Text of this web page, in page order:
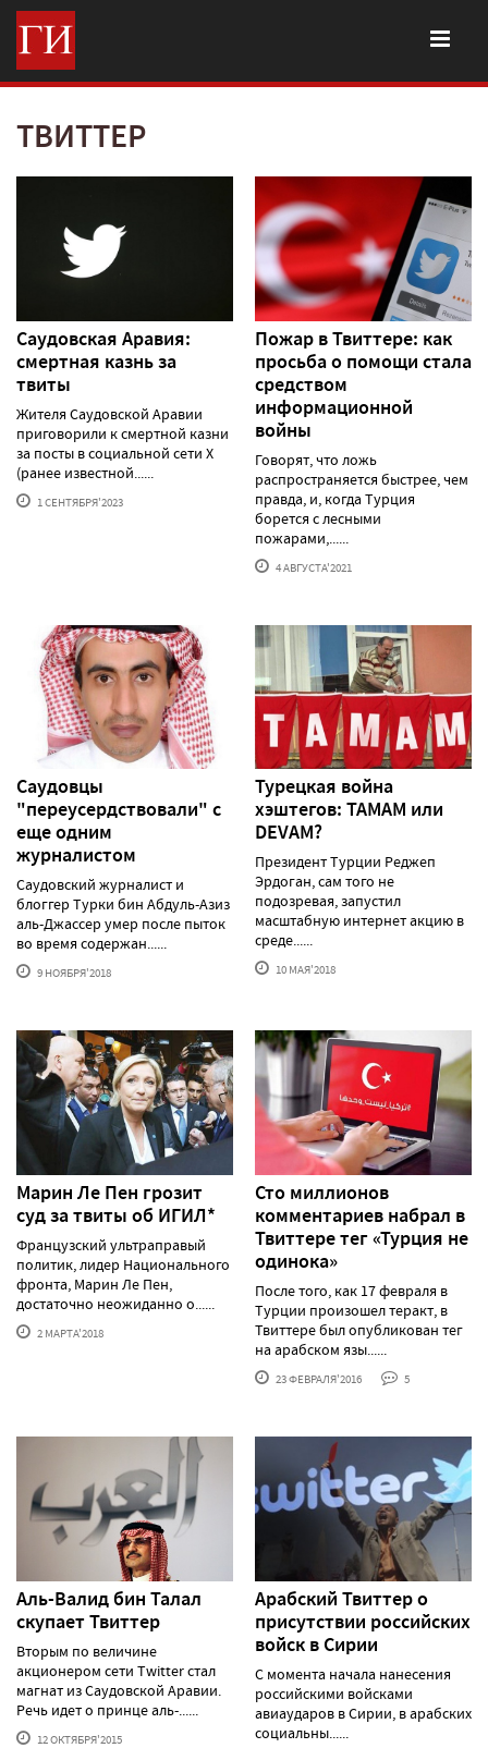
ТВИТТЕР
Саудовская Аравия:
смертная казнь за
твиты
Жителя Саудовской Аравии
приговорили к смертной казни
за посты в социальной сети X
(ранее известной......
1 СЕНТЯБРЯ'2023
Пожар в Твиттере: как
просьба о помощи стала
средством
информационной
войны
Говорят, что ложь
распространяется быстрее, чем
правда, и, когда Турция
борется с лесными
пожарами,......
4 АВГУСТА'2021
Саудовцы
"переусердствовали" с
еще одним
журналистом
Саудовский журналист и
блоггер Турки бин Абдуль-Азиз
аль-Джассер умер после пыток
во время содержан......
9 НОЯБРЯ'2018
Турецкая война
хэштегов: TAMAM или
DEVAM?
Президент Турции Реджеп
Эрдоган, сам того не
подозревая, запустил
масштабную интернет акцию в
среде......
10 МАЯ'2018
Марин Ле Пен грозит
суд за твиты об ИГИЛ*
Французский ультраправый
политик, лидер Национального
фронта, Марин Ле Пен,
достаточно неожиданно о......
2 МАРТА'2018
Сто миллионов
комментариев набрал в
Твиттере тег «Турция не
одинока»
После того, как 17 февраля в
Турции произошел теракт, в
Твиттере был опубликован тег
на арабском язы......
23 ФЕВРАЛЯ'2016 5
Аль-Валид бин Талал
скупает Твиттер
Вторым по величине
акционером сети Twitter стал
магнат из Саудовской Аравии.
Речь идет о принце аль-......
12 ОКТЯБРЯ'2015
Арабский Твиттер о
присутствии российских
войск в Сирии
С момента начала нанесения
российскими войсками
авиаударов в Сирии, в арабских
социальны......